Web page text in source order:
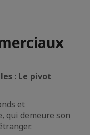
: Le pivot
et
qui demeure son